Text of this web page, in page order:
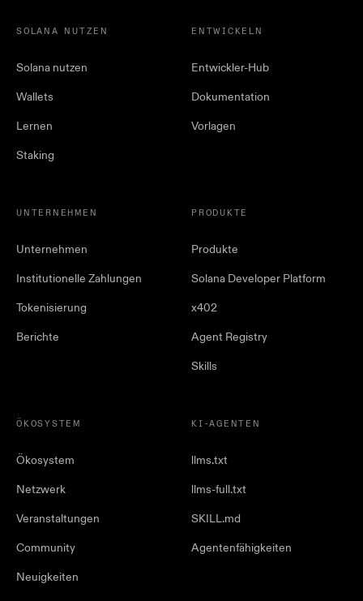
SOLANA NUTZEN
Solana nutzen
Wallets
Lernen
Staking
ENTWICKELN
Entwickler-Hub
Dokumentation
Vorlagen
UNTERNEHMEN
Unternehmen
Institutionelle Zahlungen
Tokenisierung
Berichte
PRODUKTE
Produkte
Solana Developer Platform
x402
Agent Registry
Skills
ÖKOSYSTEM
Ökosystem
Netzwerk
Veranstaltungen
Community
Neuigkeiten
KI-AGENTEN
llms.txt
llms-full.txt
SKILL.md
Agentenfähigkeiten